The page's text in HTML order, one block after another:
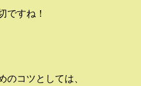
ですね！
のコツとしては、